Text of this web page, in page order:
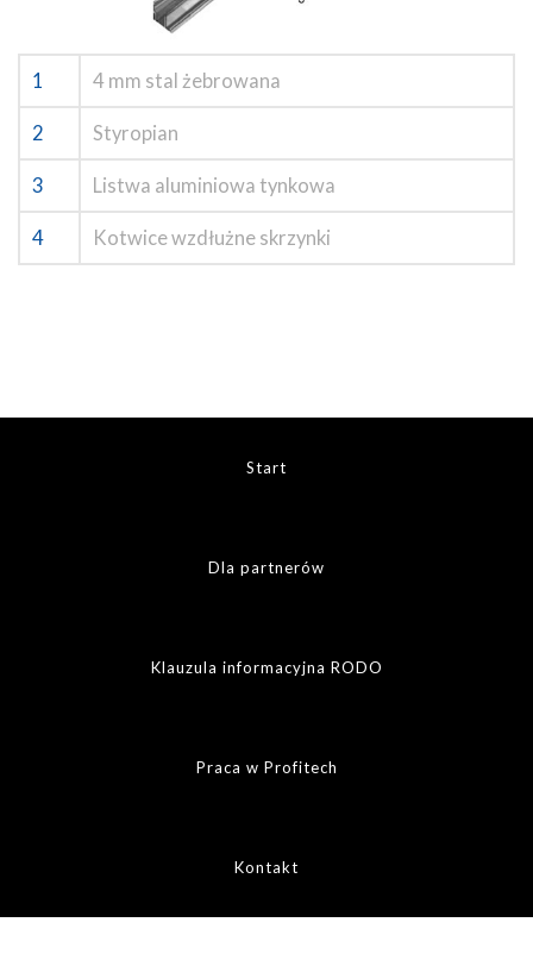
1 4 mm stal żebrowana
2 Styropian
3 Listwa aluminiowa tynkowa
4 Kotwice wzdłużne skrzynki
Start
Dla partnerów
Klauzula informacyjna RODO
Praca w Profitech
Kontakt